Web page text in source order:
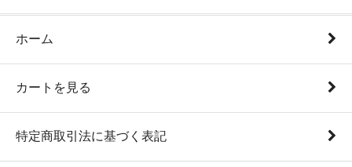
ホーム
カートを見る
特定商取引法に基づく表記